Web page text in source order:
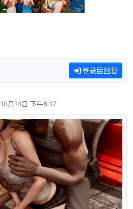
登录后回复
月14日 下午6:17